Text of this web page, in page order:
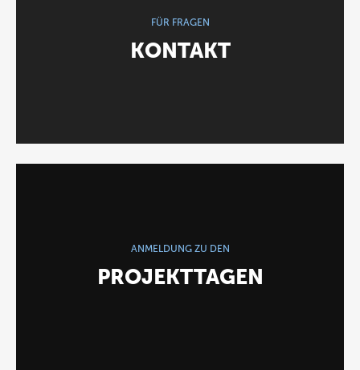
FÜR FRAGEN
KONTAKT
ANMELDUNG ZU DEN
PROJEKTTAGEN